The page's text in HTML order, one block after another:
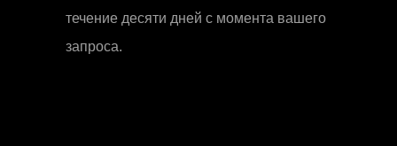
течение десяти дней с момента вашего
запроса.